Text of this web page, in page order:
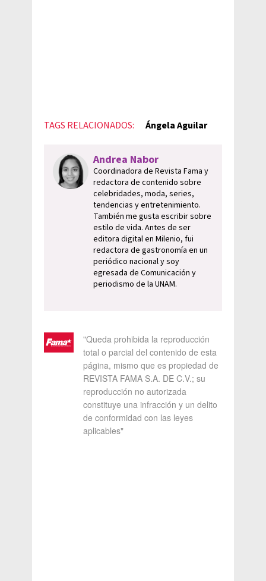
TAGS RELACIONADOS: Ángela Aguilar
Andrea Nabor
Coordinadora de Revista Fama y
redactora de contenido sobre
celebridades, moda, series,
tendencias y entretenimiento.
También me gusta escribir sobre
estilo de vida. Antes de ser
editora digital en Milenio, fui
redactora de gastronomía en un
periódico nacional y soy
egresada de Comunicación y
periodismo de la UNAM.
"Queda prohibida la reproducción
total o parcial del contenido de esta
página, mismo que es propiedad de
REVISTA FAMA S.A. DE C.V.; su
reproducción no autorizada
constituye una infracción y un delito
de conformidad con las leyes
aplicables"